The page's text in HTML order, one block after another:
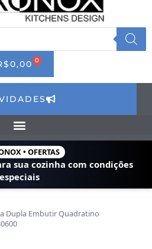
0,00 0 CART
• OFERTAS
sua cozinha com condições
especiais
Dupla Embutir Quadratino